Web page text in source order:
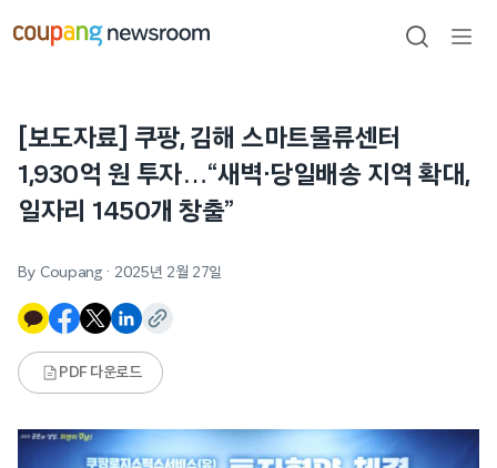
건너뛰기
검색
[보도자료] 쿠팡, 김해 스마트물류센터
1,930억 원 투자…“새벽·당일배송 지역 확대,
일자리 1450개 창출”
By Coupang · 2025년 2월 27일
PDF 다운로드